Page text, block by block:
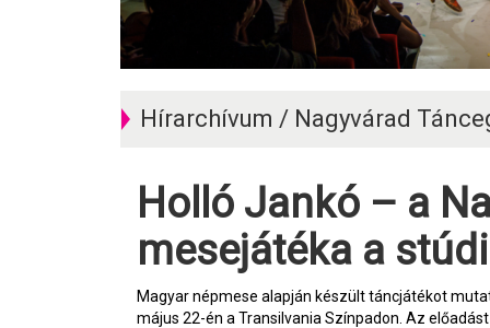
Hírarchívum / Nagyvárad
Holló Jankó – a Nagyvárad Táncegyüttes
mesejátéka a
Magyar népmese alapján készült táncjátékot
május 22-én a Transilvania Színpadon. Az